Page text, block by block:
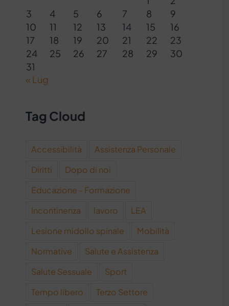
3
4 5 6 7 8
9
10
11 12 13 14 15
16
17
18 19 20 21 22
23
24
25 26 27 28 29
30
31
« Lug
Tag Cloud
Accessibilità
Assistenza Personale
Diritti
Dopo di noi
Educazione - Formazione
Incontinenza
lavoro
LEA
Lesione midollo spinale
Mobilità
Normative
Salute e Assistenza
Salute Sessuale
Sport
Tempo libero
Terzo Settore